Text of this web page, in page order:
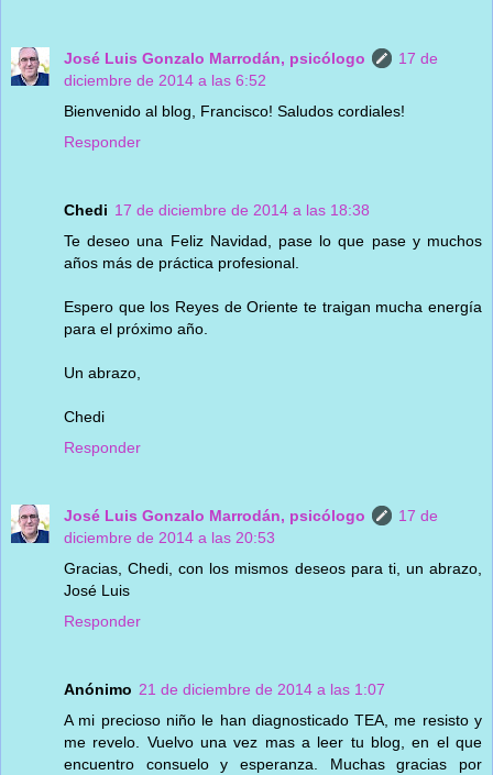
José Luis Gonzalo Marrodán, psicólogo
17 de
diciembre de 2014 a las 6:52
Bienvenido al blog, Francisco! Saludos cordiales!
Responder
Chedi 17 de diciembre de 2014 a las 18:38
Te deseo una Feliz Navidad, pase lo que pase y muchos
años más de práctica profesional.
Espero que los Reyes de Oriente te traigan mucha energía
para el próximo año.
Un abrazo,
Chedi
Responder
José Luis Gonzalo Marrodán, psicólogo
17 de
diciembre de 2014 a las 20:53
Gracias, Chedi, con los mismos deseos para ti, un abrazo,
José Luis
Responder
Anónimo 21 de diciembre de 2014 a las 1:07
A mi precioso niño le han diagnosticado TEA, me resisto y
me revelo. Vuelvo una vez mas a leer tu blog, en el que
encuentro consuelo y esperanza. Muchas gracias por